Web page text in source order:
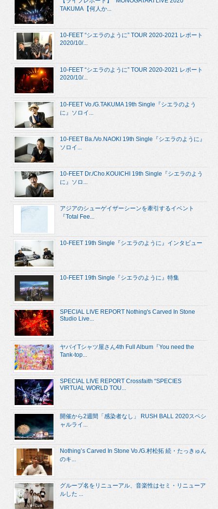
TAKUMA【何人か...
10-FEET “シエラのように” TOUR 2020-2021 レポート
2020/10/...
10-FEET “シエラのように” TOUR 2020-2021 レポート
2020/10/...
10-FEET Vo./G.TAKUMA 19th Single『シエラのよう
に』ソロイ...
10-FEET Ba./Vo.NAOKI 19th Single『シエラのように』
ソロイ...
10-FEET Dr./Cho.KOUICHI 19th Single『シエラのよう
に』ソロ...
アジアのシューゲイザーシーンを牽引するイベント
『Total Fee...
10-FEET 19th Single『シエラのように』インタビュー
10-FEET 19th Single『シエラのように』特集
SPECIAL LIVE REPORT Nothing's Carved In Stone
Studio Live...
ヤバイTシャツ屋さん4th Full Album『You need the
Tank-top...
SPECIAL LIVE REPORT Crossfaith “SPECIES
VIRTUAL WORLD TOU...
開催から2週間「感染者なし」 RUSH BALL 2020スペシ
ャルライ...
Nothing’s Carved In Stone Vo./G.村松拓 続・たっきゅん
のキ...
グループ名をリニューアル、音楽性はセミ・リニューア
ルした ...